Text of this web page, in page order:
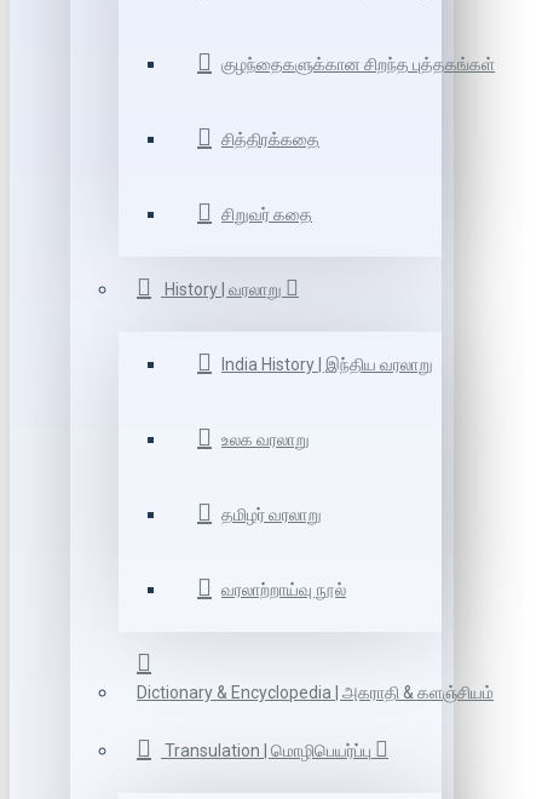
குழந்தைகளுக்கான சிறந்த புத்தகங்கள்
சித்திரக்கதை
சிறுவர் கதை
History | வரலாறு
India History | இந்திய வரலாறு
உலக வரலாறு
தமிழர் வரலாறு
வரலாற்றாய்வு நூல்
Dictionary & Encyclopedia | அகராதி & களஞ்சியம்
Transulation | மொழிபெயர்ப்பு